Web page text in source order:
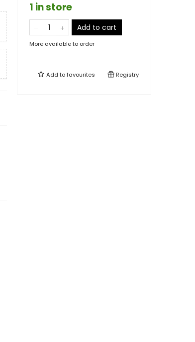
1 in store
Add to cart
More available to order
Add tofavourites Registry